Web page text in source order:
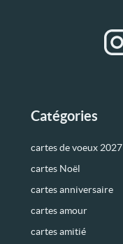
Catégories
cartes de voeux 2027
cartes Noël
cartes anniversaire
cartes amour
cartes amitié